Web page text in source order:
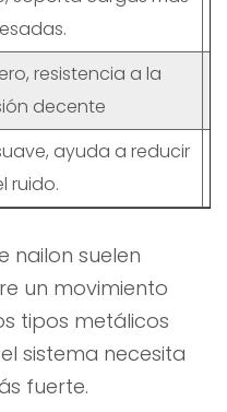
resistencia a la
decente
ayuda a reducir
ruido.
nailon suelen
un movimiento
tipos metálicos
sistema necesita
fuerte.